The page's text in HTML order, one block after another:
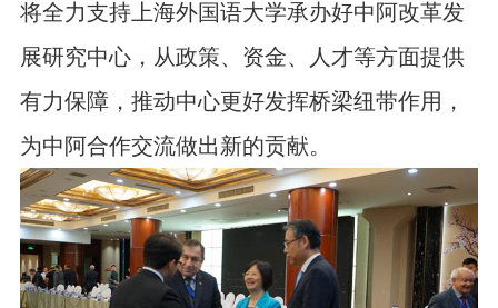
将全力支持上海外国语大学承办好中阿改革发
展研究中心，从政策、资金、人才等方面提供
有力保障，推动中心更好发挥桥梁纽带作用，
为中阿合作交流做出新的贡献。